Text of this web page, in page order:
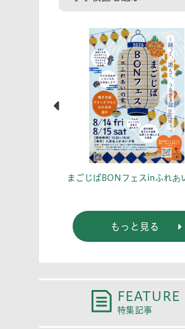
まごじばBONフェスinふれあ
もっと見る
FEATURE
特集記事